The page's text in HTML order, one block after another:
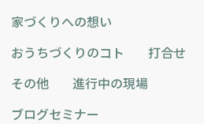
家づくりへの想い
おうちづくりのコト
打合せ
その他
進行中の現場
ブログセミナー